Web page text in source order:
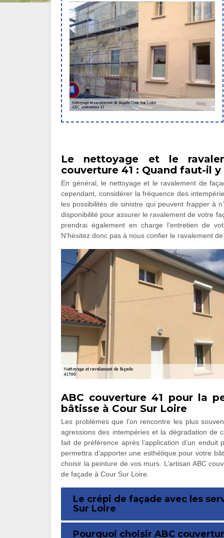
Le nettoyage et le
couverture 41 : Quand faut-il y
En général, le nettoyage et le ravalement de
cependant, considérer la fréquence des
les possibilités de sinistre qui peuvent frapper à
disponibilité pour assurer le ravalement de votre
prendrai également en charge l’entretien de
N’hésitez donc pas à nous confier le ravalement
ABC couverture 41 pour la
bâtisse à Cour Sur Loire
Les problèmes que l’on rencontre les plus
agressions des intempéries et la dégradation de
fait de préférence après l’application d’un
permettra d’apporter une esthétique pour votre
choisir la peinture de vos murs. L’artisan ABC
de façade à Cour Sur Loire.
Le crépi de façade avec les
Sur Loire
Pourquoi choisir ABC